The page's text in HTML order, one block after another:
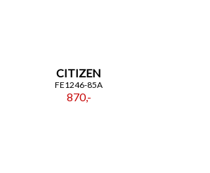
CITIZEN
FE1246-85A
870,-